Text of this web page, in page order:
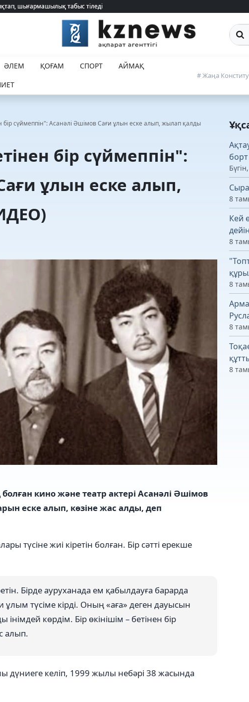
шығармашылық табыс тіледі
шығармашылық табыс тіледі
ӘЛЕМ ҚОҒАМ СПОРТ
АЙМАҚ
# Жаңа
бір сүймеппін": Асанәлі Әшімов Сағи ұлын еске алып, жылап қалды
бір сүймеппін":
ұлын еске алып,
кино және театр актері Асанәлі Әшімов
еске алып, көзіне жас алды, деп
түсіне жиі кіретін болған. Бір сәтті ерекше
Бірде ауруханада ем қабылдауға барарда
түсіме кірді. Оның «аға» деген дауысын
көрдім. Бір өкінішім – бетінен бір
алып.
дүниеге келіп, 1999 жылы небәрі 38 жасында
8
Кей
8
8
8
8